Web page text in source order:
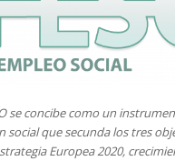
se concibe como un
social que secunda los tres
Europea 2020,